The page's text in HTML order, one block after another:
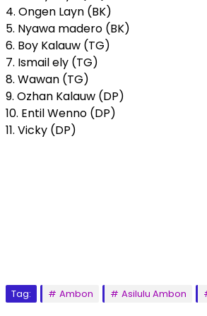
4. Ongen Layn (BK)
5. Nyawa madero (BK)
6. Boy Kalauw (TG)
7. Ismail ely (TG)
8. Wawan (TG)
9. Ozhan Kalauw (DP)
10. Entil Wenno (DP)
11. Vicky (DP)
Tag: Ambon Asilulu Ambon